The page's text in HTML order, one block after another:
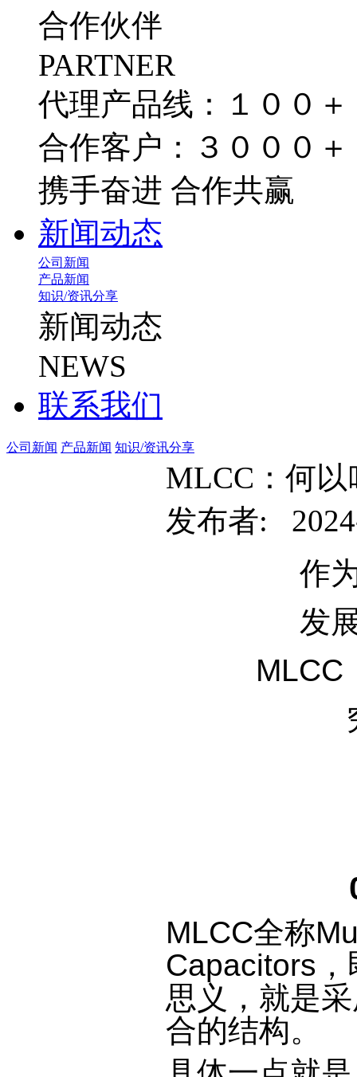
合作伙伴
PARTNER
代理产品线：１００＋
合作客户：３０００＋
携手奋进 合作共赢
新闻动态
公司新闻
产品新闻
知识/资讯分享
新闻动态
NEWS
联系我们
公司新闻 产品新闻 知识/资讯分享
MLCC：何以
发布者:
作
发
MLCC
MLCC全称
Capacitors
思义，就是
合的结构。